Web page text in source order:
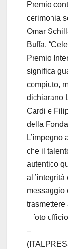
Premio
cerimonia
Omar
Buffa.
Premio
significa
compiuto,
dichiarano
Cardi e
della
L’impegno
che il
autentico
all’integrità
messaggio
trasmettere
– foto
–